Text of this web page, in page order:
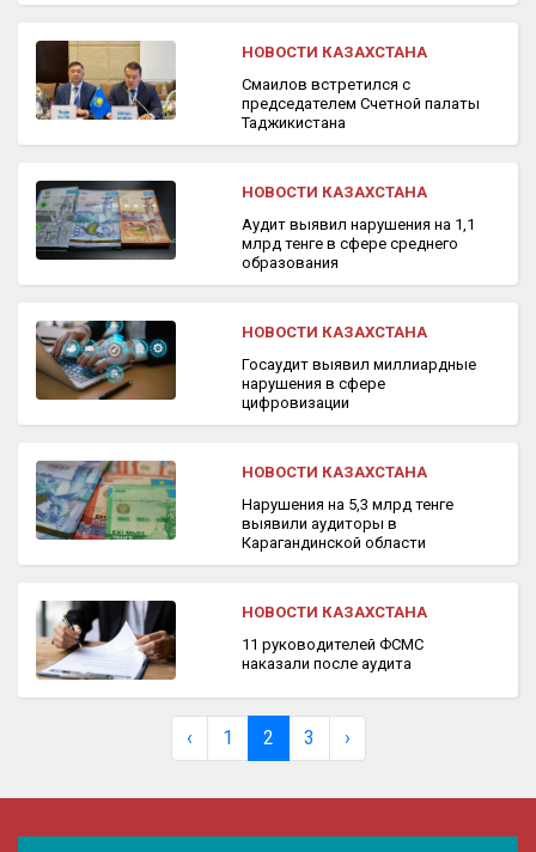
НОВОСТИ КАЗАХСТАНА
Смаилов встретился с
председателем Счетной палаты
Таджикистана
НОВОСТИ КАЗАХСТАНА
Аудит выявил нарушения на 1,1
млрд тенге в сфере среднего
образования
НОВОСТИ КАЗАХСТАНА
Госаудит выявил миллиардные
нарушения в сфере
цифровизации
НОВОСТИ КАЗАХСТАНА
Нарушения на 5,3 млрд тенге
выявили аудиторы в
Карагандинской области
НОВОСТИ КАЗАХСТАНА
11 руководителей ФСМС
наказали после аудита
‹ 1 2 3 ›